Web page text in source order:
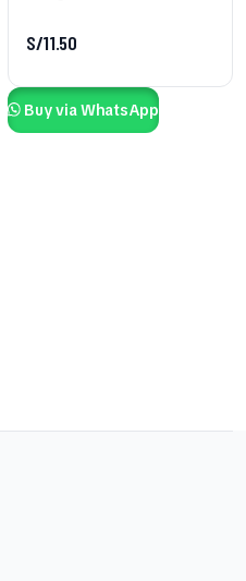
S/11.50
Buy via WhatsApp